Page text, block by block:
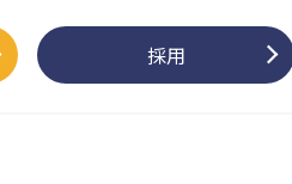
採用